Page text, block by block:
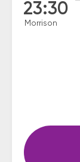
23:30
Morrison